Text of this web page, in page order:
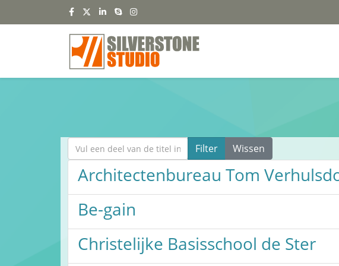
Vul een deel van de titel in Filter Wissen
Architectenbureau Tom
Be-gain
Christelijke Basisschool de Ster